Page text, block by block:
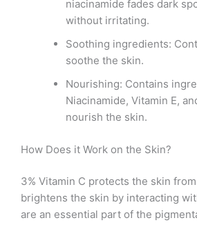
niacinamide fades dark
without irritating.
Soothing ingredients:
soothe the skin.
Nourishing: Contains
Niacinamide, Vitamin E,
nourish the skin.
How Does it Work on the Skin?
3% Vitamin C protects the skin
brightens the skin by interacting
are an essential part of the